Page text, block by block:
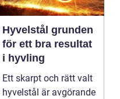
Hyvelstål grunden
för ett bra resultat
i hyvling
Ett skarpt och rätt valt
hyvelstål är avgörande